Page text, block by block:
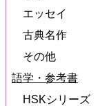
エッセイ
古典名作
その他
語学・参考書
HSKシリーズ